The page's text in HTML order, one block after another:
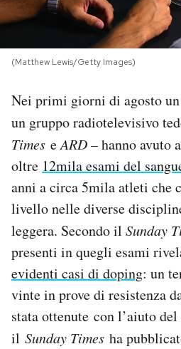
I MIEI PREFERITI
CALENDARIO
AREA PERSONALE
Area Personale
Newsletter
Regala il Post
Hai bisogno di aiuto?
Esci
(Matthew Lewis/Getty Images)
Nei primi giorni di agosto
un gruppo radiotelevisivo
Times eARD –hanno avuto
oltre 12mila esami del
anni a circa 5mila atleti che
livello nelle diverse
leggera. Secondo il Sunday
presenti in quegli esami
evidenti casi di doping: un
vinte in prove di resistenza
stata ottenute con l’aiuto
il Sunday Times ha